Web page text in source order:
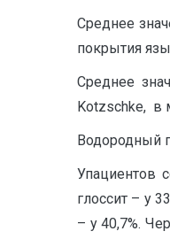
Среднее
покрытия
Среднее
Kotzschke, в
Водородный
Упациентов
глоссит – у
– у 40,7%.